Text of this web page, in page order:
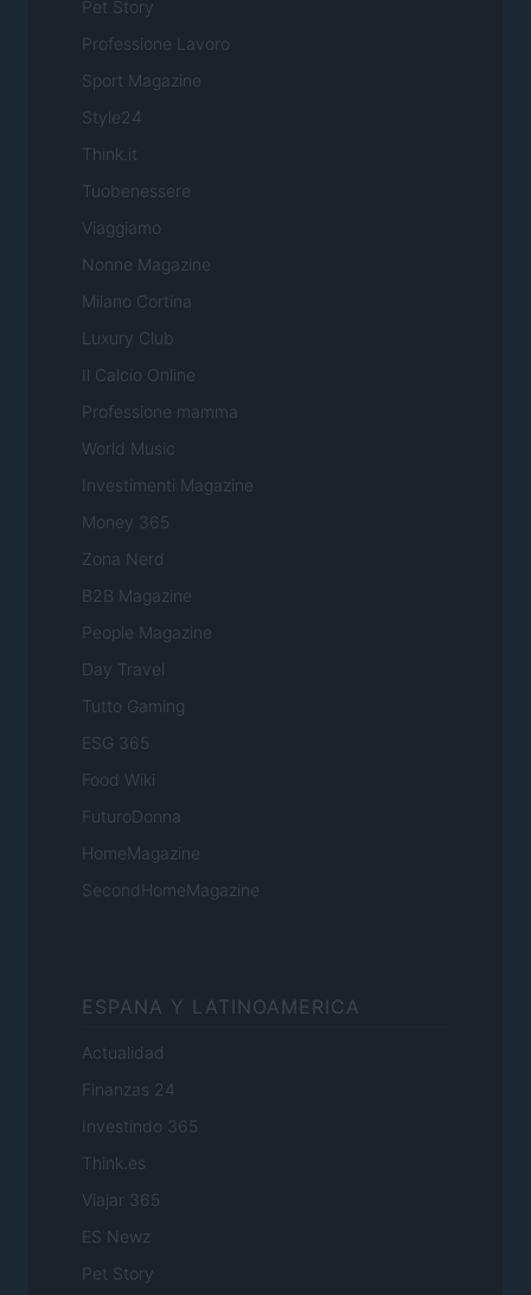
Pet Story
Professione Lavoro
Sport Magazine
Style24
Think.it
Tuobenessere
Viaggiamo
Nonne Magazine
Milano Cortina
Luxury Club
Il Calcio Online
Professione mamma
World Music
Investimenti Magazine
Money 365
Zona Nerd
B2B Magazine
People Magazine
Day Travel
Tutto Gaming
ESG 365
Food Wiki
FuturoDonna
HomeMagazine
SecondHomeMagazine
ESPANA Y LATINOAMERICA
Actualidad
Finanzas 24
Investindo 365
Think.es
Viajar 365
ES Newz
Pet Story